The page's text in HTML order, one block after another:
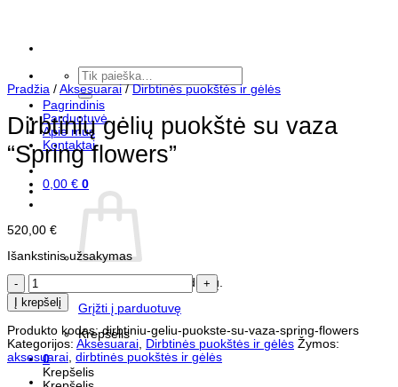
Ieškoti:
Pagrindinis
Parduotuvė
Apie mus
Kontaktai
0,00 € 0
Krepšelyje nėra produktų.
Grįžti į parduotuvę
Krepšelis
0
Krepšelis
Pradžia / Aksesuarai / Dirbtinės puokštės ir gėlės
Dirbtinių gėlių puokštė su vaza
“Spring flowers”
520,00 €
Išankstinis užsakymas
produkto
kiekis:
Dirbtinių
puokštė
su
vaza
"Spring
Į krepšelį
Produkto kodas:dirbtiniu-geliu-puokste-su-vaza-spring-flowers
Kategorijos: Aksesuarai Dirbtinės puokštės ir gėlės Žymos:
aksesuarai dirbtinės puokštės ir gėlės